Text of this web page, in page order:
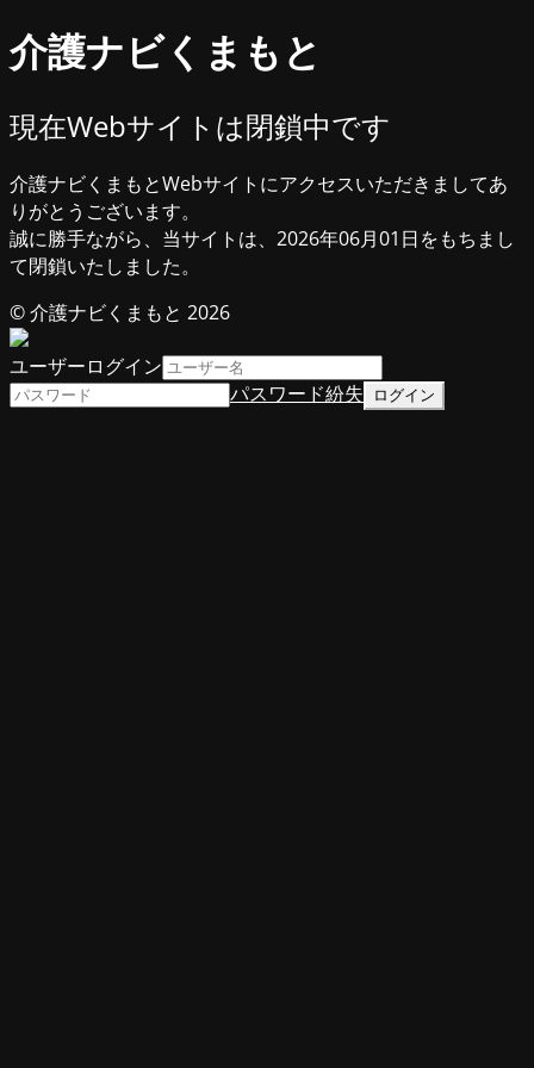
介護ナビくまもと
現在Webサイトは閉鎖中です
介護ナビくまもとWebサイトにアクセスいただきましてあ
りがとうございます。
誠に勝手ながら、当サイトは、2026年06月01日をもちまし
て閉鎖いたしました。
© 介護ナビくまもと 2026
ユーザーログイン
パスワード紛失